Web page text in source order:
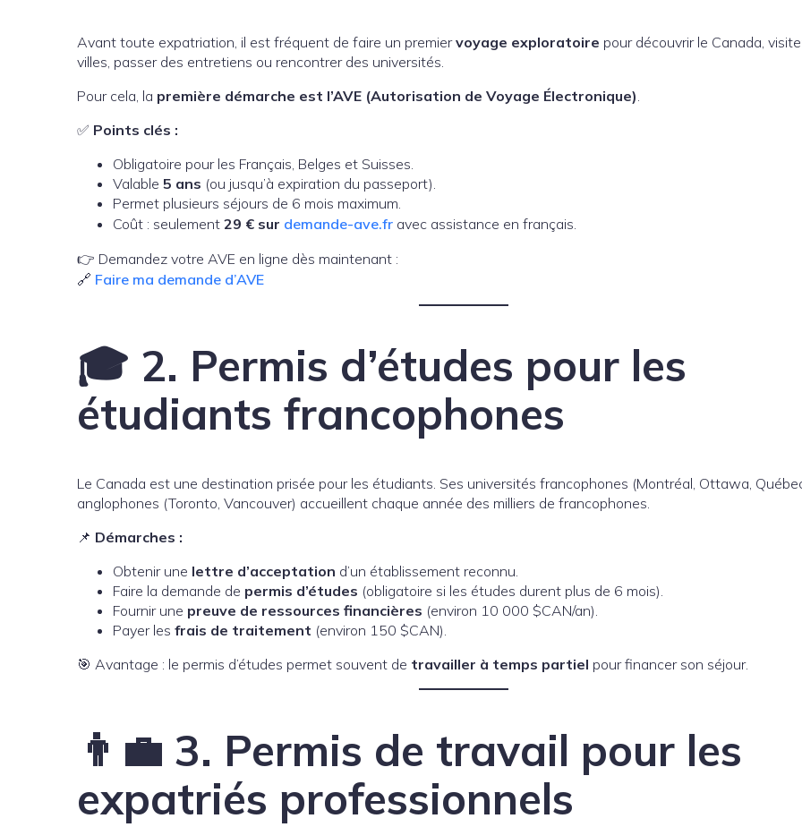
Avant toute expatriation, il est fréquent de faire un premiervoyage exploratoire pour découvrir le Canada,
villes, passer des entretiens ou rencontrer des universités.
Pour cela, la première démarche est l’AVE (Autorisation de Voyage Électronique)
✅ Points clés :
Obligatoire pour les Français, Belges et Suisses.
Valable 5 ans (ou jusqu’à expiration du passeport).
Permet plusieurs séjours de 6 mois maximum.
Coût : seulement 29 € sur demande-ave.fr avec assistance en français.
👉 Demandez votre AVE en ligne dès maintenant :
🔗 Faire ma demande d’AVE
🎓 2. Permis d’études pour les
étudiants francophones
Le Canada est une destination prisée pour les étudiants. Ses universités francophones (Montréal, Ottawa,
anglophones (Toronto, Vancouver) accueillent chaque année des milliers de francophones.
📌 Démarches :
Obtenir une lettre d’acceptation d’un établissement reconnu.
Faire la demande de permis d’études (obligatoire si les études durent plus de 6 mois).
Fournir une preuve de ressources financières (environ 10 000 $CAN/an).
Payer les frais de traitement (environ 150 $CAN).
🎯 Avantage : le permis d’études permet souvent de travailler à temps partiel pour financer son séjour.
👨‍💼 3. Permis de travail pour les
expatriés professionnels